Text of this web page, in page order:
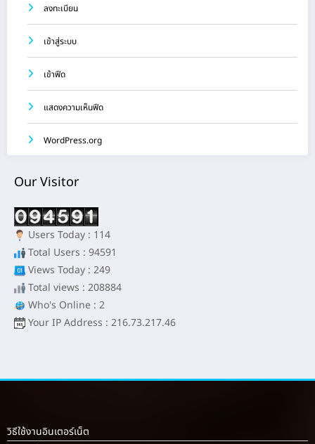
ลงทะเบียน
เข้าสู่ระบบ
เข้าฟีด
แสดงความเห็นฟีด
WordPress.org
Our Visitor
Users Today : 114
Total Users : 94591
Views Today : 249
Total views : 208884
Who's Online : 2
Your IP Address : 216.73.217.46
วิธีใช้งานอินเตอร์เน็ต